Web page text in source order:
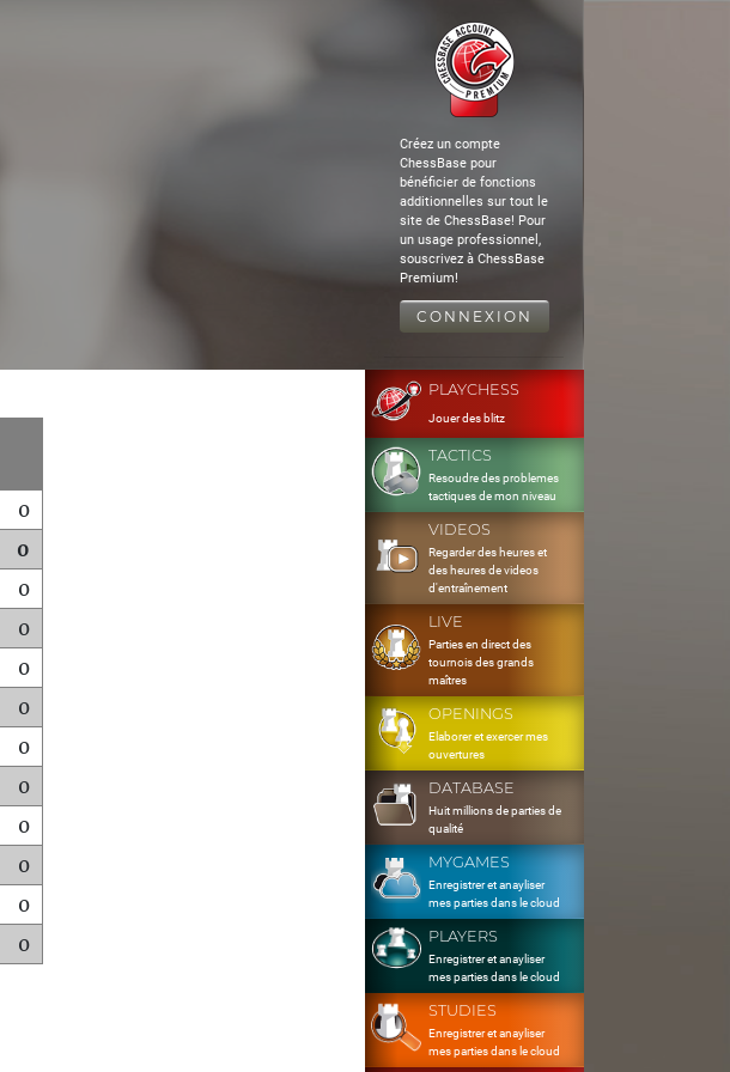
Créez un compte
ChessBase pour
bénéficier de fonctions
additionnelles sur tout le
site de ChessBase! Pour
un usage professionnel,
souscrivez à ChessBase
Premium!
CONNEXION
0
0
0
0
0
0
0
0
0
0
0
0
PLAYCHESS
Jouer des blitz
TACTICS
Resoudre des problemes
tactiques de mon niveau
VIDEOS
Regarder des heures et
des heures de videos
d'entraînement
LIVE
Parties en direct des
tournois des grands
maîtres
OPENINGS
Elaborer et exercer mes
ouvertures
DATABASE
Huit millions de parties de
qualité
MYGAMES
Enregistrer et anayliser
mes parties dans le cloud
PLAYERS
Enregistrer et anayliser
mes parties dans le cloud
STUDIES
Enregistrer et anayliser
mes parties dans le cloud